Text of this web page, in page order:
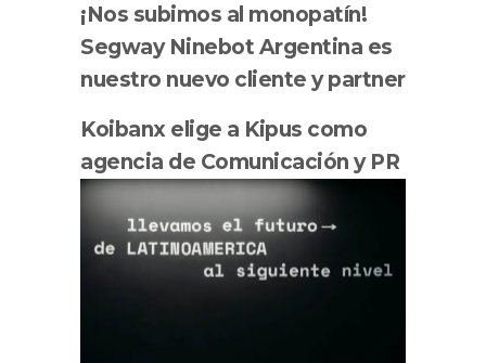
¡Nos subimos al monopatín!
Segway Ninebot Argentina es
nuestro nuevo cliente y partner
Koibanx elige a Kipus como
agencia de Comunicación y PR